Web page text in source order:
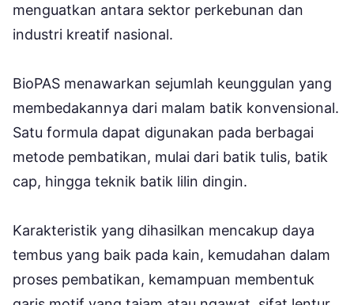
menguatkan antara sektor perkebunan dan
industri kreatif nasional.
BioPAS menawarkan sejumlah keunggulan yang
membedakannya dari malam batik konvensional.
Satu formula dapat digunakan pada berbagai
metode pembatikan, mulai dari batik tulis, batik
cap, hingga teknik batik lilin dingin.
Karakteristik yang dihasilkan mencakup daya
tembus yang baik pada kain, kemudahan dalam
proses pembatikan, kemampuan membentuk